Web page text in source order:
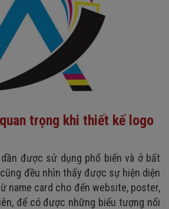
trọng khi thiết kế logo
dần được sử dụng phổ biến và ở bất
đều nhìn thấy được sự hiện diện
name card cho đến website, poster,
để có được những biểu tượng nổi